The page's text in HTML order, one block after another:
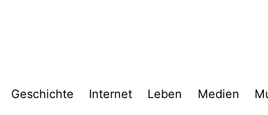
Geschichte Internet Leben Medien